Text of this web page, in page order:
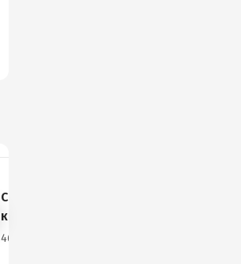
Самая страшная
книга
46 книг